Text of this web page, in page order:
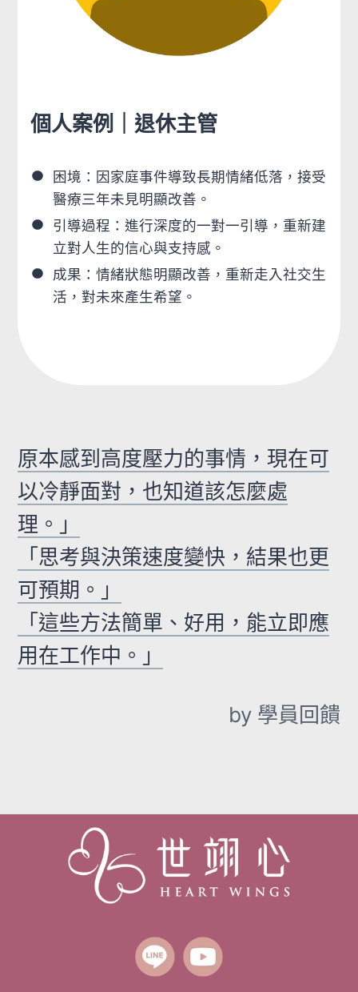
個人案例｜退休主管
困境：因家庭事件導致長期情緒低落，接受
醫療三年未見明顯改善。
引導過程：進行深度的一對一引導，重新建
立對人生的信心與支持感。
成果：情緒狀態明顯改善，重新走入社交生
活，對未來產生希望。
原本感到高度壓力的事情，現在可
以冷靜面對，也知道該怎麼處
理。」
「思考與決策速度變快，結果也更
可預期。」
「這些方法簡單、好用，能立即應
用在工作中。」
by 學員回饋